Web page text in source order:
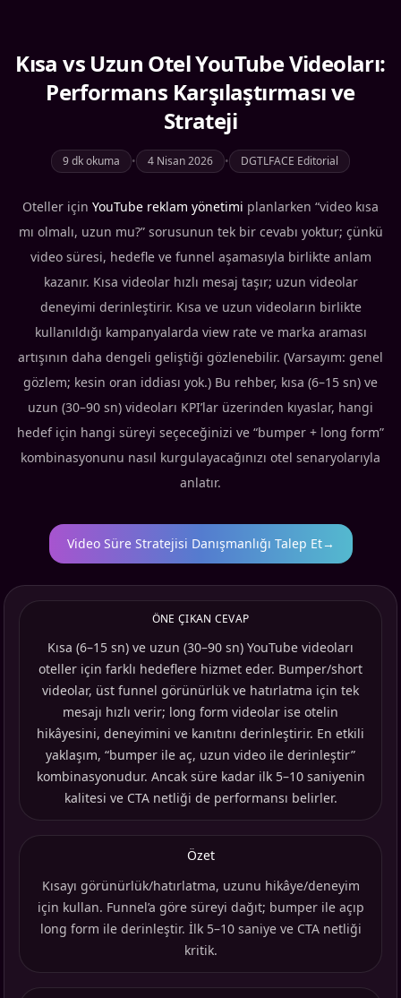
Kısa vs Uzun Otel YouTube Videoları:
Performans Karşılaştırması ve
Strateji
9 dk okuma • 4 Nisan 2026 • DGTLFACE Editorial
Oteller için YouTube reklam yönetimi planlarken “video kısa
mı olmalı, uzun mu?” sorusunun tek bir cevabı yoktur; çünkü
video süresi, hedefle ve funnel aşamasıyla birlikte anlam
kazanır. Kısa videolar hızlı mesaj taşır; uzun videolar
deneyimi derinleştirir. Kısa ve uzun videoların birlikte
kullanıldığı kampanyalarda view rate ve marka araması
artışının daha dengeli geliştiği gözlenebilir. (Varsayım: genel
gözlem; kesin oran iddiası yok.) Bu rehber, kısa (6–15 sn) ve
uzun (30–90 sn) videoları KPI’lar üzerinden kıyaslar, hangi
hedef için hangi süreyi seçeceğinizi ve “bumper + long form”
kombinasyonunu nasıl kurgulayacağınızı otel senaryolarıyla
anlatır.
Video Süre Stratejisi Danışmanlığı Talep Et→
ÖNE ÇIKAN CEVAP
Kısa (6–15 sn) ve uzun (30–90 sn) YouTube videoları
oteller için farklı hedeflere hizmet eder. Bumper/short
videolar, üst funnel görünürlük ve hatırlatma için tek
mesajı hızlı verir; long form videolar ise otelin
hikâyesini, deneyimini ve kanıtını derinleştirir. En etkili
yaklaşım, “bumper ile aç, uzun video ile derinleştir”
kombinasyonudur. Ancak süre kadar ilk 5–10 saniyenin
kalitesi ve CTA netliği de performansı belirler.
Özet
Kısayı görünürlük/hatırlatma, uzunu hikâye/deneyim
için kullan. Funnel’a göre süreyi dağıt; bumper ile açıp
long form ile derinleştir. İlk 5–10 saniye ve CTA netliği
kritik.